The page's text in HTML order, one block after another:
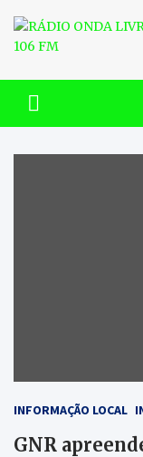
content
RÁDIO
FM
INFORMAÇÃO LOCAL
GNR